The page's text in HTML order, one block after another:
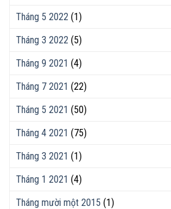
Tháng 5 2022 (1)
Tháng 3 2022 (5)
Tháng 9 2021 (4)
Tháng 7 2021 (22)
Tháng 5 2021 (50)
Tháng 4 2021 (75)
Tháng 3 2021 (1)
Tháng 1 2021 (4)
Tháng mười một 2015 (1)